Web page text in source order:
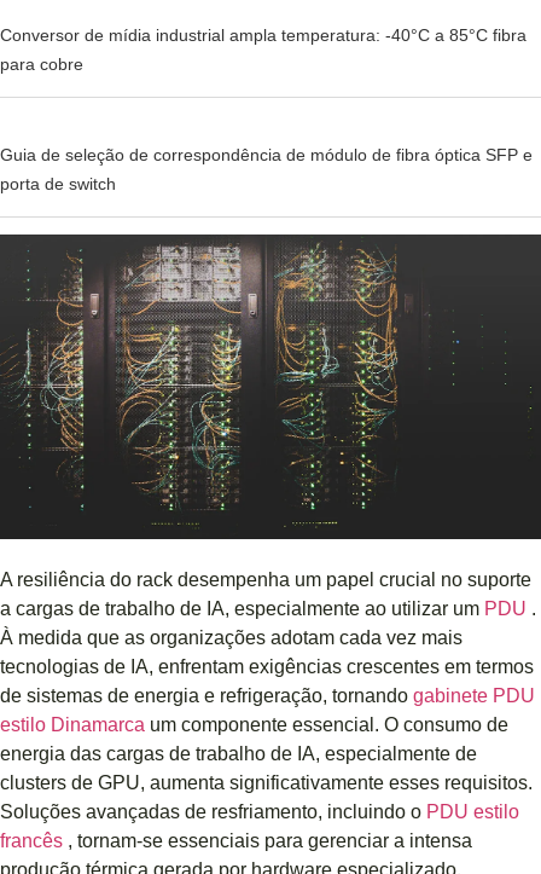
Conversor de mídia industrial ampla temperatura: -40°C a 85°C fibra
para cobre
Guia de seleção de correspondência de módulo de fibra óptica SFP e
porta de switch
A resiliência do rack desempenha um papel crucial no suporte
a cargas de trabalho de IA, especialmente ao utilizar um PDU .
À medida que as organizações adotam cada vez mais
tecnologias de IA, enfrentam exigências crescentes em termos
de sistemas de energia e refrigeração, tornando gabinete PDU
estilo Dinamarca um componente essencial. O consumo de
energia das cargas de trabalho de IA, especialmente de
clusters de GPU, aumenta significativamente esses requisitos.
Soluções avançadas de resfriamento, incluindo o PDU estilo
francês , tornam-se essenciais para gerenciar a intensa
produção térmica gerada por hardware especializado.